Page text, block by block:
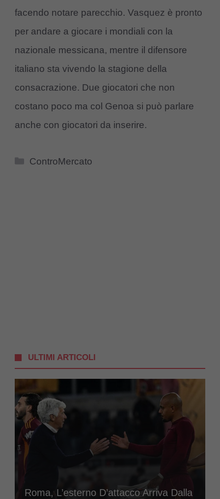
facendo notare parecchio. Vasquez è pronto
per andare a giocare i mondiali con la
nazionale messicana, mentre il difensore
italiano sta vivendo la stagione della
consacrazione. Due giocatori che non
costano poco ma col Genoa si può parlare
anche con giocatori da inserire.
Categorie
ControMercato
ULTIMI ARTICOLI
Roma, L’esterno D’attacco Arriva Dalla